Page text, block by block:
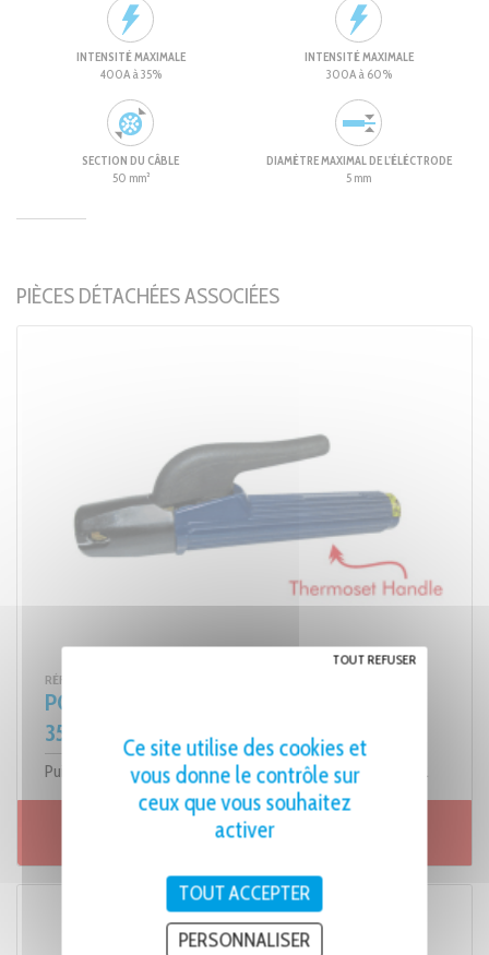
INTENSITÉ MAXIMALE
400A à 35%
INTENSITÉ MAXIMALE
300A à 60%
SECTION DU CÂBLE
50 mm²
DIAMÈTRE MAXIMAL DE L'ÉLÉCTRODE
5 mm
PIÈCES DÉTACHÉES ASSOCIÉES
RÉF. 151.00
PORTE-ÉLECTRODE À LEVIER - 200A À
35% ET 150A À 60% (EHOD)
Puissance à 35% (Amp) 200 / Puissance à 60% (Amp) 150.
Ce site utilise des cookies et
vous donne le contrôle sur
ceux que vous souhaitez
activer
TOUT ACCEPTER
TOUT REFUSER
PERSONNALISER